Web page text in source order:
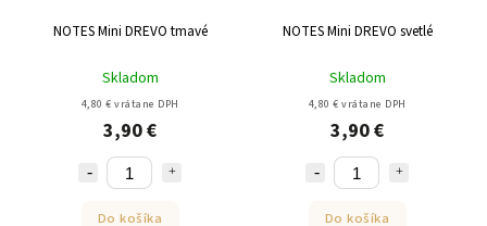
NOTES Mini DREVO tmavé
Skladom
4,80 € vrátane DPH
3,90 €
Do košíka
NOTES Mini DREVO svetlé
Skladom
4,80 € vrátane DPH
3,90 €
Do košíka